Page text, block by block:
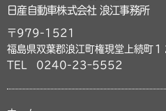
日産自動車株式会社 浪江事務所
〒979-1521
福島県双葉郡浪江町権現堂上続町
TEL 0240-23ｰ5552